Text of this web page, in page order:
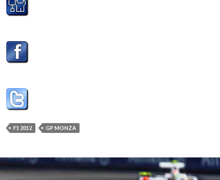
F1 2012 GP MONZA